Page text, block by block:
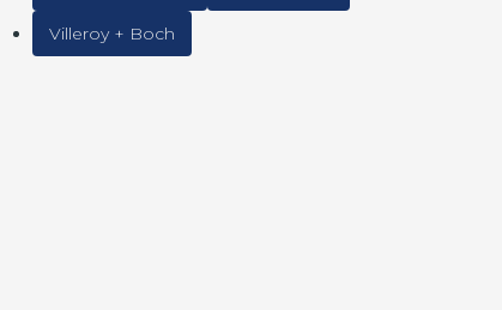
Villeroy + Boch